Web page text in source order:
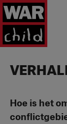
Ga naar homepage
Hoe is het